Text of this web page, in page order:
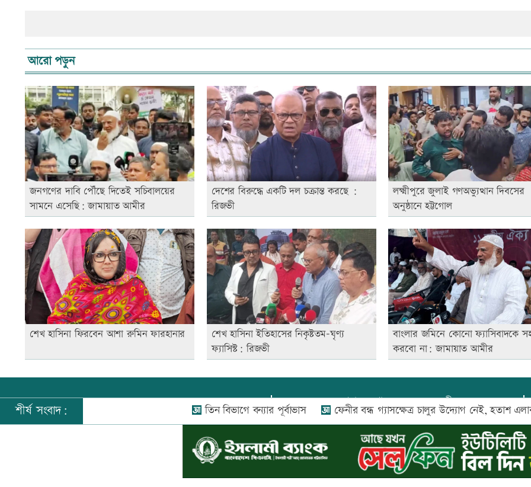
আরো পড়ুন
জনগণের দাবি পৌঁছে দিতেই সচিবালয়ের
সামনে এসেছি: জামায়াত আমীর
দেশের বিরুদ্ধে একটি দল চক্রান্ত করছে :
রিজভী
লক্ষ্মীপুরে জুলাই গণঅভ্যুত্থান দিবসের
অনুষ্ঠানে হট্টগোল
শেখ হাসিনা ফিরবেন আশা রুমিন ফারহানার
শেখ হাসিনা ইতিহাসের নিকৃষ্টতম-ঘৃণ্য
ফ্যাসিস্ট: রিজভী
বাংলার জমিনে কোনো ফ্যাসিবাদকে
করবো না: জামায়াত আমীর
প্রধান সম্পাদক:আফজাল বারী
প্রোমিতা আফরিন কর্তৃক সম্পাদিত ও প্রকাশিত
সি-৫০১, ৬ষ্ঠতলা, আল রাজী কমপ্লেক্স, ১৬৬-১৬৭
শহীদ সৈয়দ নজরুল ইসলাম সরণি, পুরানা পল্টন, ঢাকা-১০০০
শীর্ষ সংবাদ: তিন বিভাগে বন্যার পূর্বাভাস ফেনীর বন্ধ গ্যাসক্ষেত্র চালুর উদ্যোগ নেই, হতাশ এলাকাবাসী